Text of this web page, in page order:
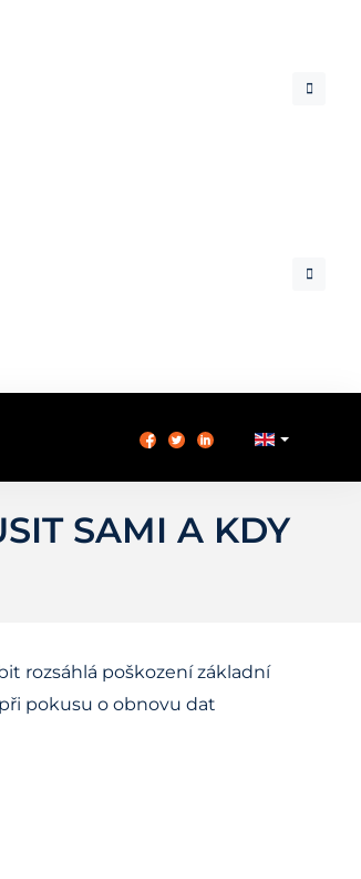
SAMI A KDY
rozsáhlá poškození základní
pokusu o obnovu dat